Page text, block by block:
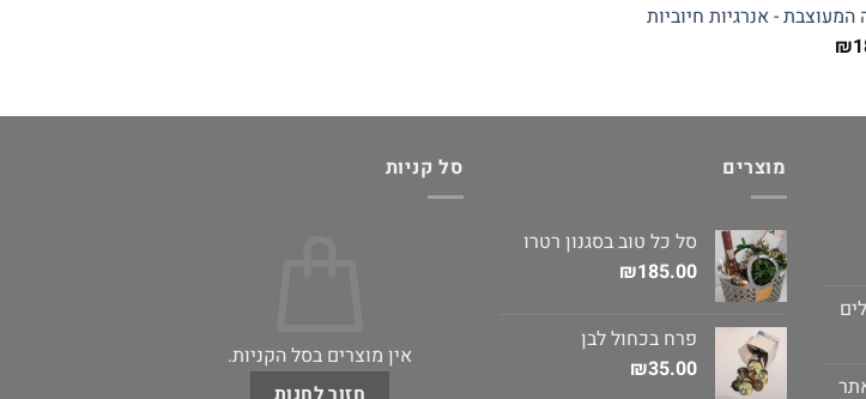
- אנרגיות חיוביות
₪
מוצרים
סל כל טוב בסגנון רטרו
₪185.00
פרח בכחול לבן
₪35.00
סל קניות
אין מוצרים בסל הקניות.